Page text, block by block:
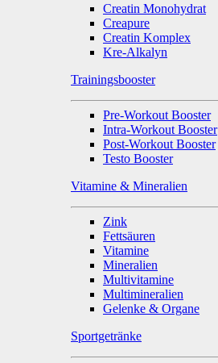
Creatin Monohydrat
Creapure
Creatin Komplex
Kre-Alkalyn
Trainingsbooster
Pre-Workout Booster
Intra-Workout Booster
Post-Workout Booster
Testo Booster
Vitamine & Mineralien
Zink
Fettsäuren
Vitamine
Mineralien
Multivitamine
Multimineralien
Gelenke & Organe
Sportgetränke